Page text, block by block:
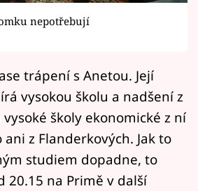
Karlovy Vary
nepotřebují
trápení s Anetou. Její
vysokou školu a nadšení z
školy ekonomické z ní
z Flanderkových. Jak to
studiem dopadne, to
20.15 na Primě v další